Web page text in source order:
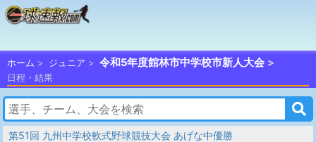
ホーム ジュニア 令和5年度館林市中学校市新人大会
日程・結果
第51回 九州中学校軟式野球競技大会 あげな中優勝